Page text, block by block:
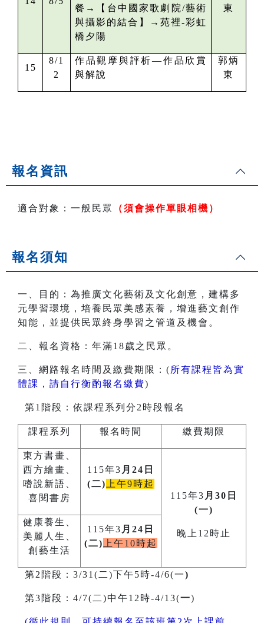
餐→ 【 台中國家歌劇院/藝術
與攝影的結合 】→苑裡-彩虹
橋夕陽
東
15
8/1
2
作品觀摩與評析—作品欣賞
與解說
郭炳
東
報名資訊
適合對象：一般民眾 （須會操作單眼相機）
報名須知
一、目的：為推廣文化藝術及文化創意，建構多
元學習環境，培養民眾美感素養，增進藝文創作
知能，並提供民眾終身學習之管道及機會。
二、報名資格：年滿18歲之民眾。
三、網路報名時間及繳費期限：( 所有課程皆為實
體課，請自行衡酌報名繳費)
第1階段：依課程系列分2時段報名
課程系列 報名時間 繳費期限
東方書畫、
西方繪畫、
嗜說新語、
喜閱書房
115年3 月24日
(二) 上午9時起
115年3 月30日
(一)
晚上12時止
健康養生、
美麗人生、
創藝生活
115年3 月24日
(二) 上午10時起
第2階段：3/31(二)下午5時-4/6(一)
第3階段：4/7(二)中午12時-4/13(一)